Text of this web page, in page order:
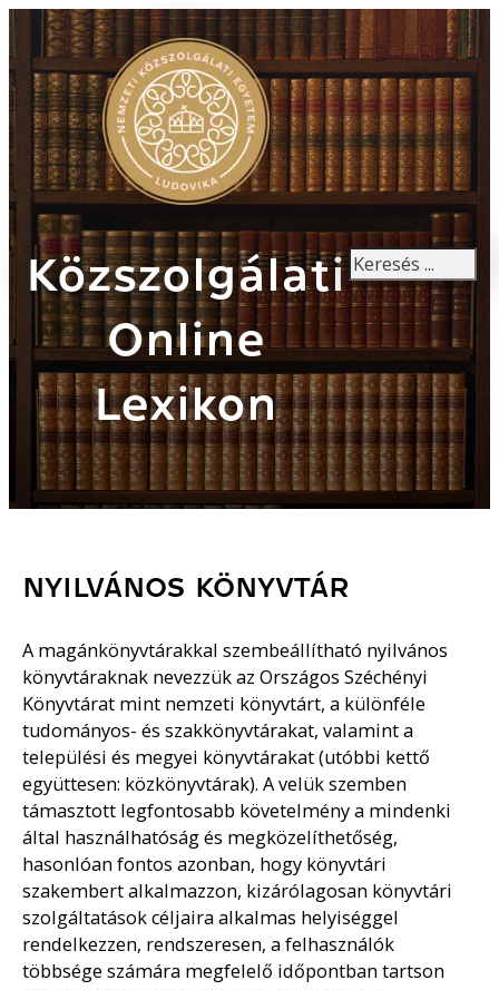
Közszolgálati
Online
Lexikon
Keresés
NYILVÁNOS KÖNYVTÁR
A magánkönyvtárakkal szembeállítható nyilvános
könyvtáraknak nevezzük az Országos Széchényi
Könyvtárat mint nemzeti könyvtárt, a különféle
tudományos- és szakkönyvtárakat, valamint a
települési és megyei könyvtárakat (utóbbi kettő
együttesen: közkönyvtárak). A velük szemben
támasztott legfontosabb követelmény a mindenki
által használhatóság és megközelíthetőség,
hasonlóan fontos azonban, hogy könyvtári
szakembert alkalmazzon, kizárólagosan könyvtári
szolgáltatások céljaira alkalmas helyiséggel
rendelkezzen, rendszeresen, a felhasználók
többsége számára megfelelő időpontban tartson